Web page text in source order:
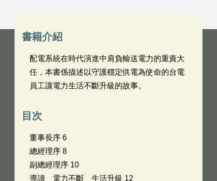
書籍介紹
配電系統在時代演進中肩負輸送電力的重責大
任，本書係描述以守護穩定供電為使命的台電
員工讓電力生活不斷升級的故事。
目次
董事長序 6
總經理序 8
副總經理序 10
導讀 電力不斷 生活升級 12